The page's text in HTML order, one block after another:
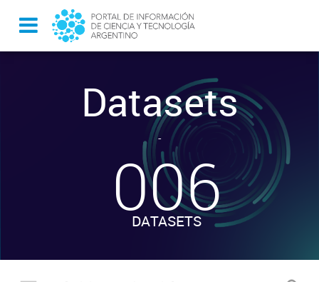
Datasets
-
006
DATASETS